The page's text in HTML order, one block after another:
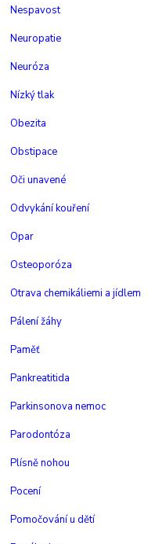
Nespavost
Neuropatie
Neuróza
Nízký tlak
Obezita
Obstipace
Oči unavené
Odvykání kouření
Opar
Osteoporóza
Otrava chemikáliemi a jídlem
Pálení žáhy
Paměť
Pankreatitida
Parkinsonova nemoc
Parodontóza
Plísně nohou
Pocení
Pomočování u dětí